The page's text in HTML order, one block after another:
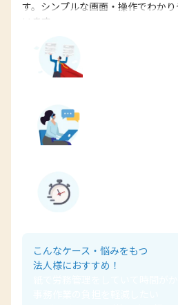
す。シンプルな画面・操作でわかり
います。
こんなケース・悩みをもつ
法人様におすすめ！